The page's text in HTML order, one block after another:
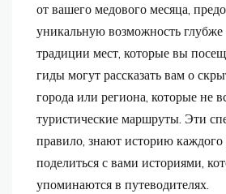
от вашего медового месяца,
уникальную возможность глубже
традиции мест, которые вы
гиды могут рассказать вам о
города или региона, которые не
туристические маршруты. Эти
правило, знают историю каждого
поделиться с вами историями,
упоминаются в путеводителях.